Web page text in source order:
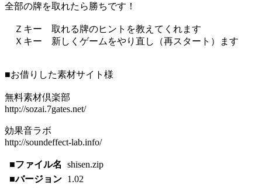
全部の牌を取れたら勝ちです！
Ｚキー 取れる牌のヒントを教えてくれます
Ｘキー 新しくゲームをやり直し（再スタート）ます
■お借りした素材サイト様
無料素材倶楽部
http://sozai.7gates.net/
効果音ラボ
http://soundeffect-lab.info/
■ファイル名
shisen.zip
■バージョン 1.02